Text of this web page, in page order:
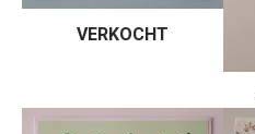
VERKOCHT